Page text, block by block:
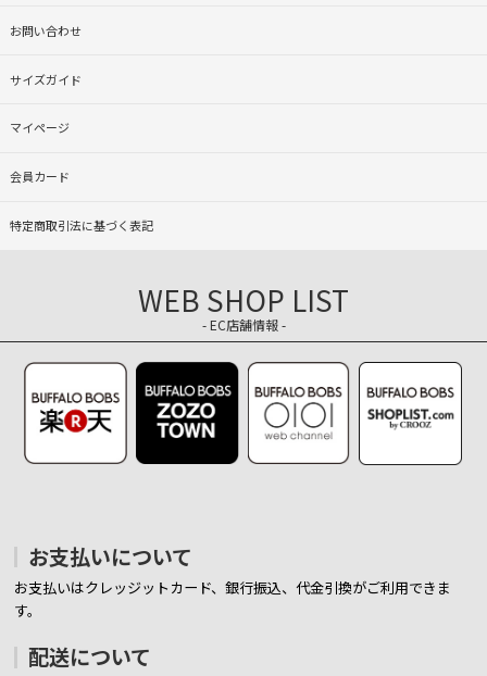
お問い合わせ
サイズガイド
マイページ
会員カード
特定商取引法に基づく表記
WEB SHOP LIST
- EC店舗情報 -
お支払いについて
お支払いはクレッジットカード、銀行振込、代金引換がご利用できま
す。
配送について